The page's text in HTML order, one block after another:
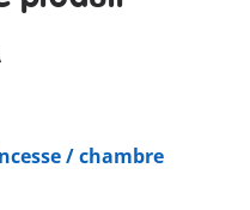
/ chambre